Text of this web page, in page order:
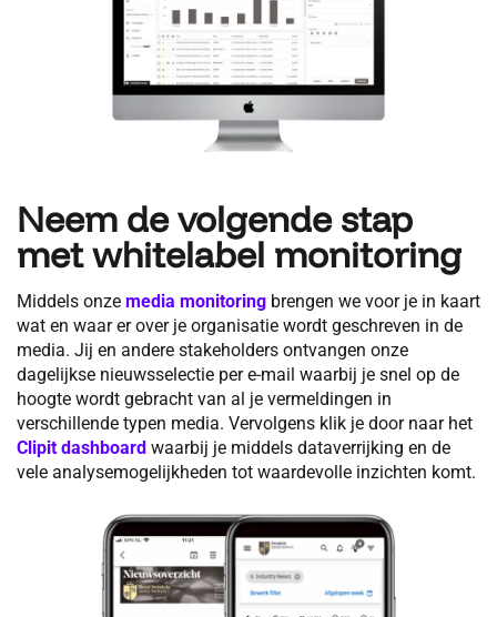
Neem de volgende stap
met whitelabel monitoring
Middels onze media monitoring brengen we voor je in kaart
wat en waar er over je organisatie wordt geschreven in de
media. Jij en andere stakeholders ontvangen onze
dagelijkse nieuwsselectie per e-mail waarbij je snel op de
hoogte wordt gebracht van al je vermeldingen in
verschillende typen media. Vervolgens klik je door naar het
Clipit dashboard waarbij je middels dataverrijking en de
vele analysemogelijkheden tot waardevolle inzichten komt.